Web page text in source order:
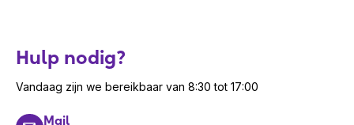
Hulp nodig?
Vandaag zijn we bereikbaar van 8:30 tot 17:00
Mail